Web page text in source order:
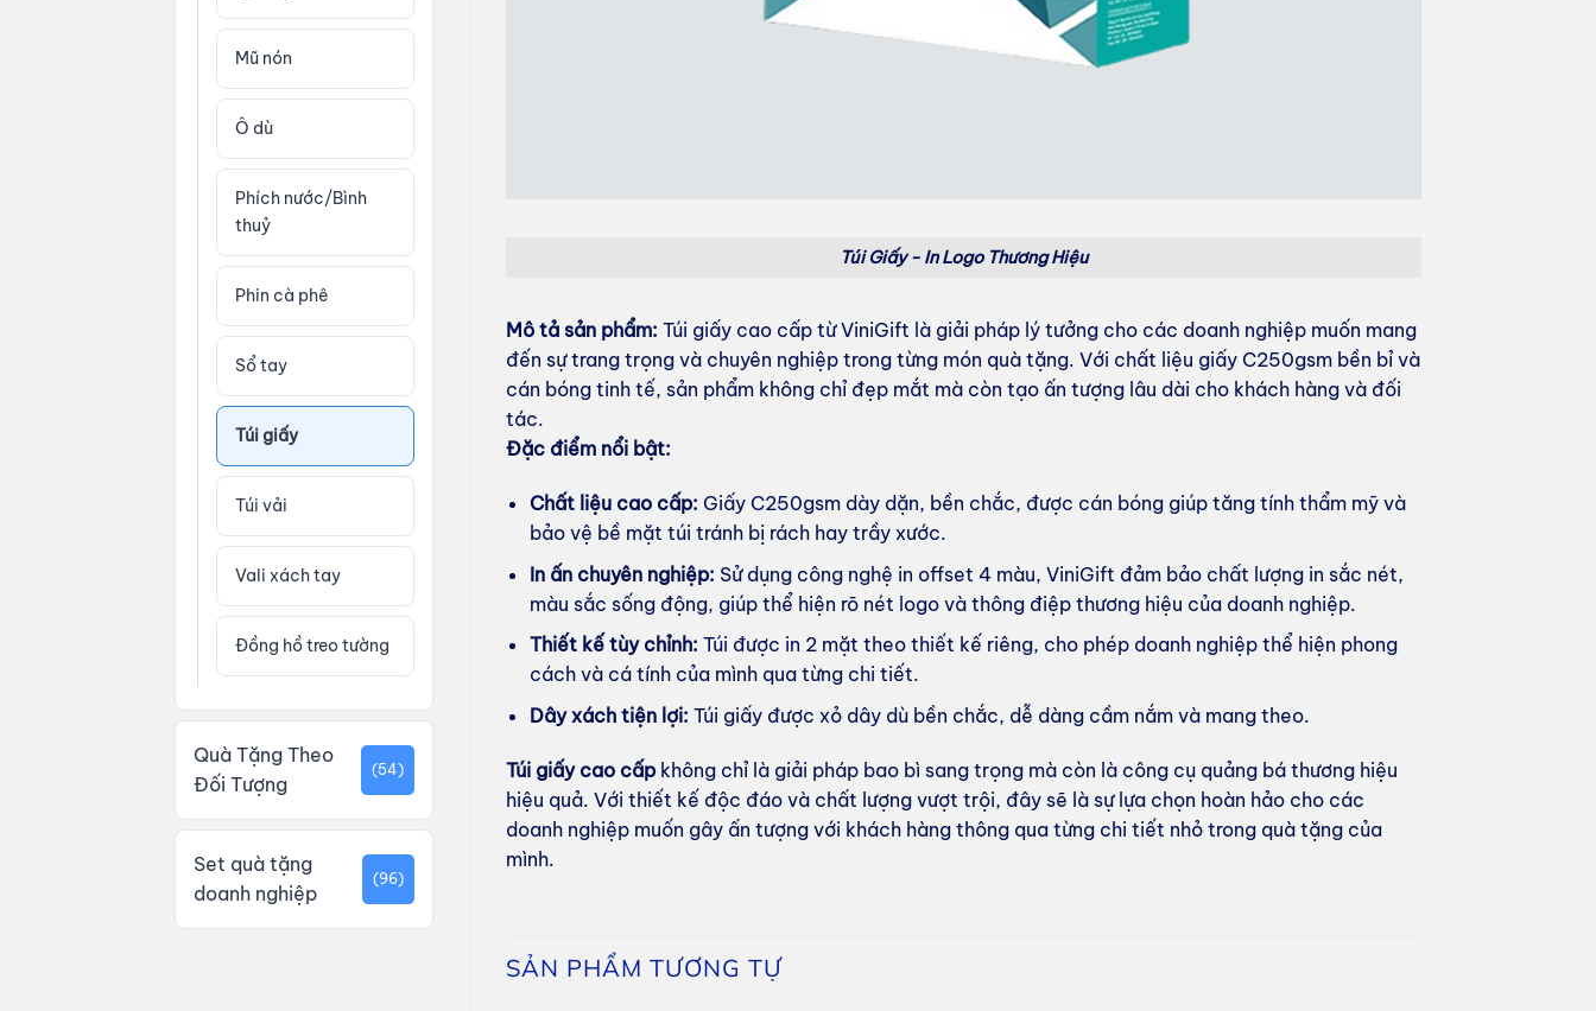
Mũ nón
Ô dù
Phích nước/Bình
thuỷ
Phin cà phê
Sổ tay
Túi giấy
Túi vải
Vali xách tay
Đồng hồ treo tường
Quà Tặng Theo
Đối Tượng
(54)
Set quà tặng
doanh nghiệp
(96)
Túi Giấy - In Logo Thương Hiệu
Mô tả sản phẩm: Túi giấy cao cấp từ ViniGift là giải pháp lý tưởng cho các doanh nghiệp muốn mang
đến sự trang trọng và chuyên nghiệp trong từng món quà tặng. Với chất liệu giấy C250gsm bền bỉ và
cán bóng tinh tế, sản phẩm không chỉ đẹp mắt mà còn tạo ấn tượng lâu dài cho khách hàng và đối
tác.
Đặc điểm nổi bật:
Chất liệu cao cấp: Giấy C250gsm dày dặn, bền chắc, được cán bóng giúp tăng tính thẩm mỹ và
bảo vệ bề mặt túi tránh bị rách hay trầy xước.
In ấn chuyên nghiệp: Sử dụng công nghệ in offset 4 màu, ViniGift đảm bảo chất lượng in sắc nét,
màu sắc sống động, giúp thể hiện rõ nét logo và thông điệp thương hiệu của doanh nghiệp.
Thiết kế tùy chỉnh: Túi được in 2 mặt theo thiết kế riêng, cho phép doanh nghiệp thể hiện phong
cách và cá tính của mình qua từng chi tiết.
Dây xách tiện lợi: Túi giấy được xỏ dây dù bền chắc, dễ dàng cầm nắm và mang theo.
Túi giấy cao cấpkhông chỉ là giải pháp bao bì sang trọng mà còn là công cụ quảng bá thương hiệu
hiệu quả. Với thiết kế độc đáo và chất lượng vượt trội, đây sẽ là sự lựa chọn hoàn hảo cho các
doanh nghiệp muốn gây ấn tượng với khách hàng thông qua từng chi tiết nhỏ trong quà tặng của
mình.
SẢN PHẨM TƯƠNG TỰ